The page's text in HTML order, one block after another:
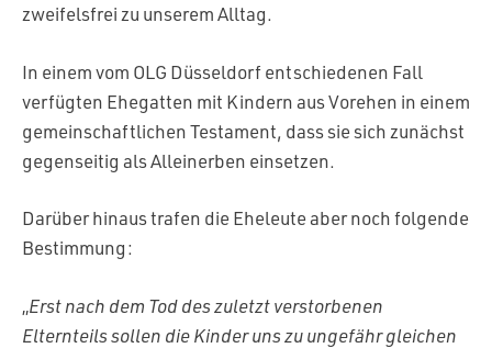
zweifelsfrei zu unserem Alltag.
In einem vom OLG Düsseldorf entschiedenen Fall
verfügten Ehegatten mit Kindern aus Vorehen in einem
gemeinschaftlichen Testament, dass sie sich zunächst
gegenseitig als Alleinerben einsetzen.
Darüber hinaus trafen die Eheleute aber noch folgende
Bestimmung:
„Erst nach dem Tod des zuletzt verstorbenen
Elternteils sollen die Kinder uns zu ungefähr gleichen